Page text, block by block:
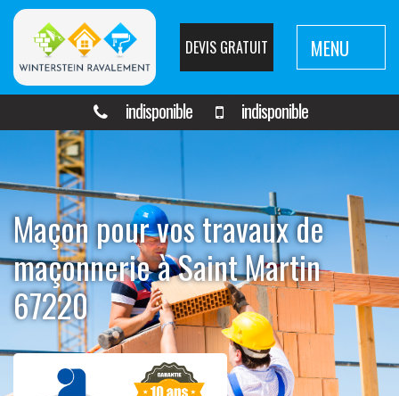
DEVIS GRATUIT MENU
indisponible indisponible
Maçon pour vos travaux de
maçonnerie à Saint Martin
67220